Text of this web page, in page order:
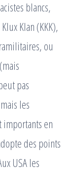
blancs,
Klan (KKK),
ou
pas
les
importants en
des points
USA les